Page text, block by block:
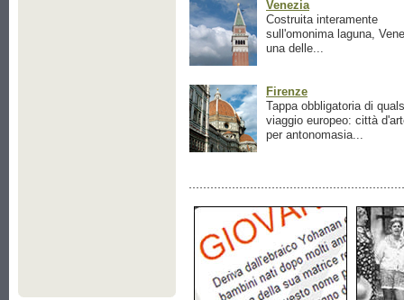
Venezia
Costruita interamente
sull'omonima laguna,
una delle...
Firenze
Tappa obbligatoria di
viaggio europeo: città
per antonomasia...